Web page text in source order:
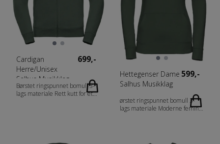
Cardigan
Herre/Unisex
Salhus Musikklag
699,-
Børstet ringspunnet bomull 3-
lags materiale Rett kutt for et
Slankere skuldre og armer med
Hettegenser Dame
Salhus Musikklag
599,-
ørstet ringspunnet bomull 3-
lags materiale Moderne feminin